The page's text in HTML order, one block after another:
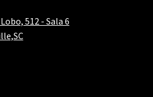
512 - Sala 6